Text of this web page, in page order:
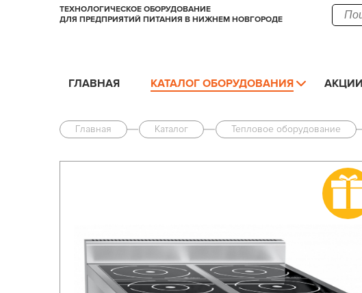
ТЕХНОЛОГИЧЕСКОЕ ОБОРУДОВАНИЕ
ДЛЯ ПРЕДПРИЯТИЙ ПИТАНИЯ В НИЖНЕМ НОВГОРОДЕ
ГЛАВНАЯ КАТАЛОГ ОБОРУДОВАНИЯ АКЦИИ
Главная Каталог Тепловое оборудование